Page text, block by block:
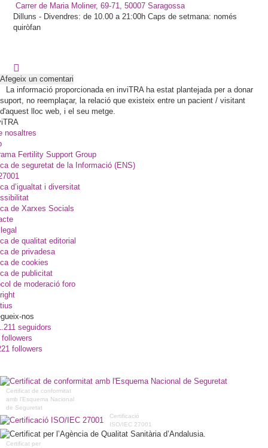
Carrer de Maria Moliner, 69-71, 50007 Saragossa
Dilluns - Divendres: de 10.00 a 21:00h Caps de setmana: només
quiròfan
Afegeix un comentari
La informació proporcionada en inviTRA ha estat plantejada per a donar
suport, no reemplaçar, la relació que existeix entre un pacient / visitant
d'aquest lloc web, i el seu metge.
nosaltres
Fertility Support Group
de seguretat de la Informació (ENS)
d’igualtat i diversitat
de Xarxes Socials
de qualitat editorial
de privadesa
de cookies
de publicitat
de moderació foro
nos
seguidors
followers
followers
Certificat de conformitat
amb l'Esquema Nacional
de Seguretat
Certificació
ISO/IEC 27001
Certificat per